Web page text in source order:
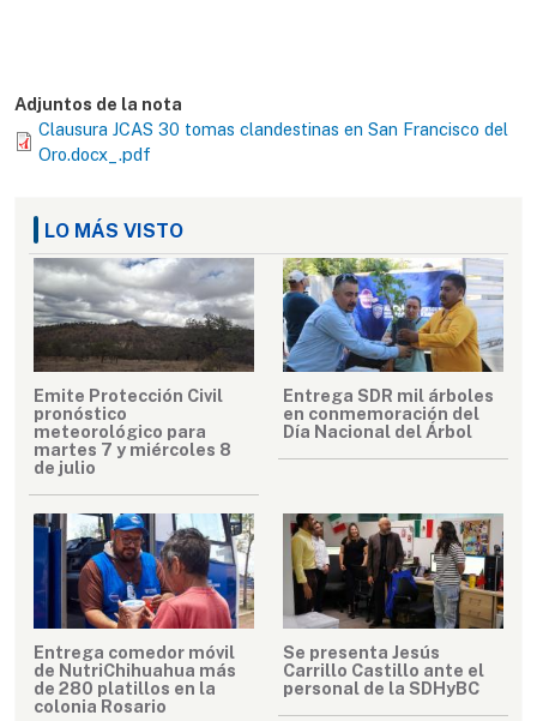
Adjuntos de la nota
Clausura JCAS 30 tomas clandestinas en San Francisco del
Oro.docx_.pdf
LO MÁS VISTO
Emite Protección Civil
pronóstico
meteorológico para
martes 7 y miércoles 8
de julio
Entrega SDR mil árboles
en conmemoración del
Día Nacional del Árbol
Entrega comedor móvil
de NutriChihuahua más
de 280 platillos en la
colonia Rosario
Se presenta Jesús
Carrillo Castillo ante el
personal de la SDHyBC